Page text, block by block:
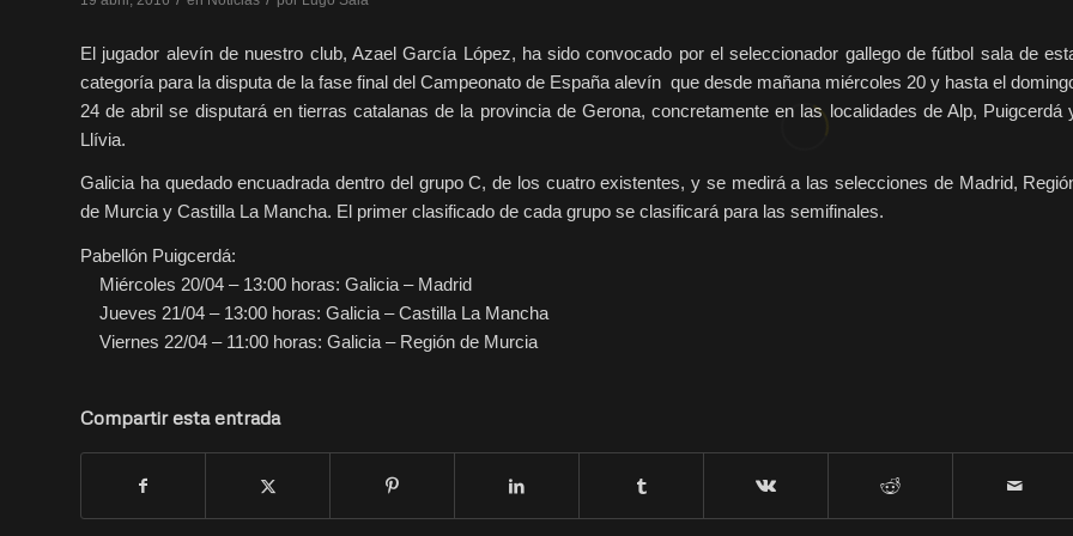
El jugador alevín de nuestro club, Azael García López, ha sido convocado por el seleccionador gallego de fútbol sala de
categoría para la disputa de la fase final del Campeonato de España alevín que desde mañana miércoles 20 y hasta el
24 de abril se disputará en tierras catalanas de la provincia de Gerona, concretamente en las localidades de Alp, Puigcerdá
Llívia.
Galicia ha quedado encuadrada dentro del grupo C, de los cuatro existentes, y se medirá a las selecciones de Madrid,
de Murcia y Castilla La Mancha. El primer clasificado de cada grupo se clasificará para las semifinales.
Pabellón Puigcerdá:
Miércoles 20/04 – 13:00 horas: Galicia – Madrid
Jueves 21/04 – 13:00 horas: Galicia – Castilla La Mancha
Viernes 22/04 – 11:00 horas: Galicia – Región de Murcia
Compartir esta entrada